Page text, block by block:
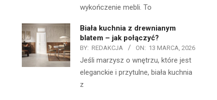
wykończenie mebli. To
Biała kuchnia z drewnianym
blatem – jak połączyć?
BY: REDAKCJA ON: 13 MARCA, 2026
Jeśli marzysz o wnętrzu, które jest
eleganckie i przytulne, biała kuchnia
z